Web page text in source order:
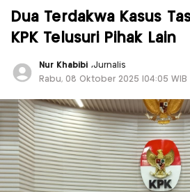
Dua Terdakwa Kasus
KPK Telusuri Pihak Lain
Nur Khabibi ,Jurnalis
Rabu, 08 Oktober 2025 |04:05 WIB